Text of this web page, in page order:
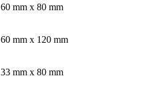
60 mm x 80 mm
60 mm x 120 mm
33 mm x 80 mm